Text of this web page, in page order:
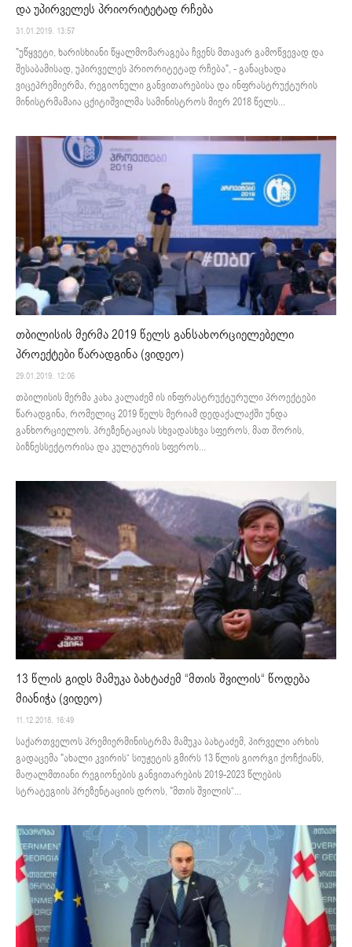
და უპირველეს პრიორიტეტად რჩება
31.01.2019. 13:57
"უწყვეტი, ხარისხიანი წყალმომარაგება ჩვენს მთავარ გამოწვევად და
შესაბამისად, უპირველეს პრიორიტეტად რჩება", - განაცხადა
ვიცეპრემიერმა, რეგიონული განვითარებისა და ინფრასტრუქტურის
მინისტრმამაია ცქიტიშვილმა სამინისტროს მიერ 2018 წელს...
თბილისის მერმა 2019 წელს განსახორციელებელი
პროექტები წარადგინა (ვიდეო)
29.01.2019. 12:06
თბილისის მერმა კახა კალაძემ ის ინფრასტრუქტურული პროექტები
წარადგინა, რომელიც 2019 წელს მერიამ დედაქალაქში უნდა
განხორციელოს. პრეზენტაციას სხვადასხვა სფეროს, მათ შორის,
ბიზნესსექტორისა და კულტურის სფეროს...
13 წლის გიდს მამუკა ბახტაძემ “მთის შვილის“ წოდება
მიანიჭა (ვიდეო)
11.12.2018. 16:49
საქართველოს პრემიერმინისტრმა მამუკა ბახტაძემ, პირველი არხის
გადაცემა "ახალი კვირის“ სიუჟეტის გმირს 13 წლის გიორგი ქოჩქიანს,
მაღალმთიანი რეგიონების განვითარების 2019-2023 წლების
სტრატეგიის პრეზენტაციის დროს, "მთის შვილის“...